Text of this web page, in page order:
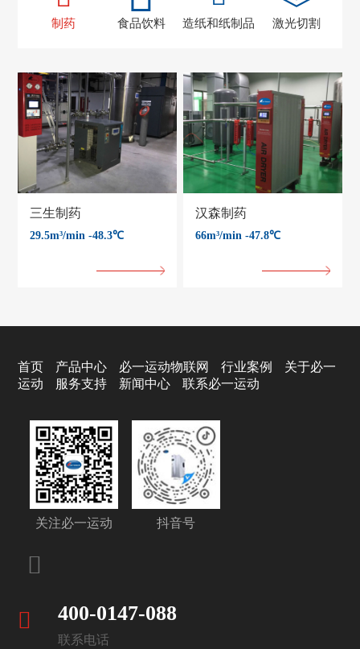
制药 食品饮料 造纸和纸制品 激光切割
三生制药
29.5m³/min -48.3℃
汉森制药
66m³/min -47.8℃
首页 产品中心 必一运动物联网 行业案例
关于必一
运动
服务支持 新闻中心 联系必一运动
抖音号
关注必一运动
400-0147-088
联系电话